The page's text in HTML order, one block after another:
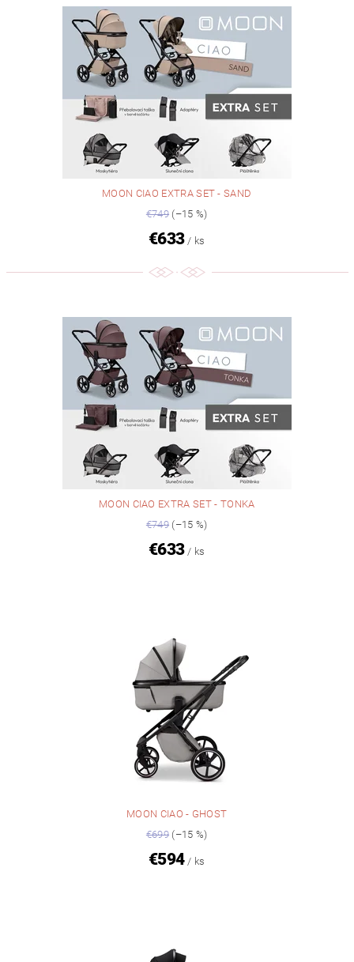
MOON CIAO EXTRA SET - SAND
€749 (–15 %)
€633 / ks
MOON CIAO EXTRA SET - TONKA
€749 (–15 %)
€633 / ks
MOON CIAO - GHOST
€699 (–15 %)
€594 / ks